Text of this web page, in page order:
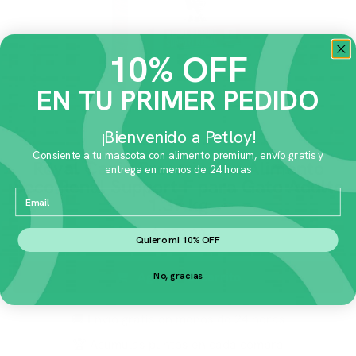
Royal Canin Prescripcion Alimento
Seco Renal Support F para Gato Adulto
1.37 kg
$559.00
Agregar al carrito
10% OFF
EN TU PRIMER PEDIDO
¡Bienvenido a Petloy!
Consiente a tu mascota con alimento premium, envío gratis y
entrega en menos de 24 horas
Email
Quiero mi 10% OFF
No, gracias